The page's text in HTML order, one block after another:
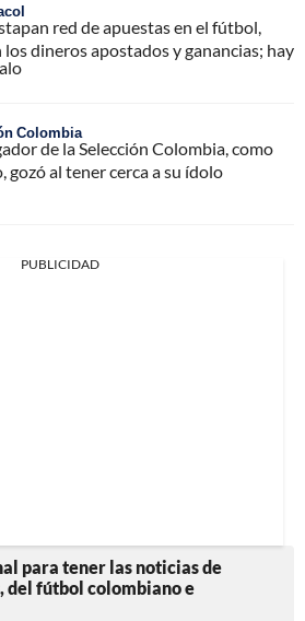
red de apuestas en el fútbol,
los dineros apostados y ganancias; hay
Colombia
de la Selección Colombia, como
gozó al tener cerca a su ídolo
PUBLICIDAD
para tener las noticias de
del fútbol colombiano e